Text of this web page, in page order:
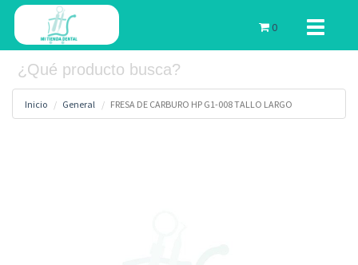
Toggle
0
Inicio General FRESA DE CARBURO HP G1-008 TALLO LARGO